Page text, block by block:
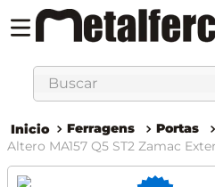
Buscar
Ferragens Portas
Altero MA157 Q5 ST2 Zamac